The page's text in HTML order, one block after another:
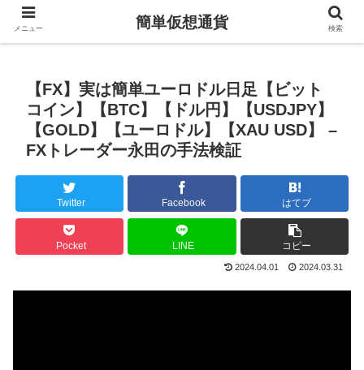
【FX】実は簡単ユーロドル日足【ビット
コイン】【BTC】【ドル円】【USDJPY】
【GOLD】【ユーロドル】【XAU USD】 –
FXトレーダー永田の手法検証
Twitter Facebook はてブ
Pocket LINE コピー
2024.04.01 2024.03.31
メニュー 簡単仮想通貨 検索